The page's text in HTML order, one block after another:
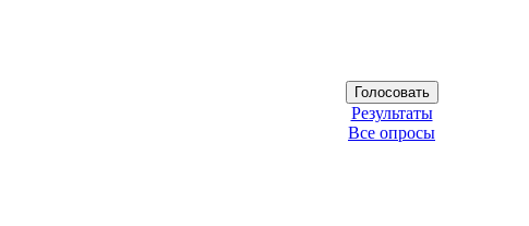
Результаты
Все опросы